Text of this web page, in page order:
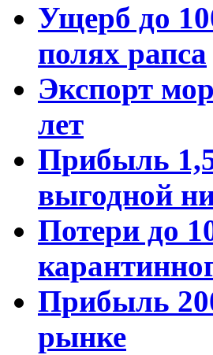
Ущерб до
полях рапса
Экспорт
лет
Прибыль
выгодной
Потери до
Прибыль
рынке